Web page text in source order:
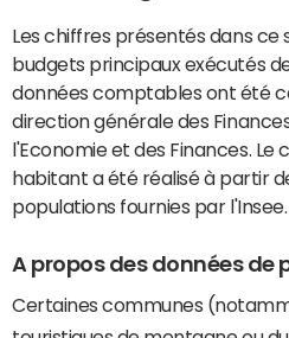
Les chiffres présentés dans ce
budgets principaux exécutés
données comptables ont été
direction générale des
l'Economie et des Finances. Le
habitant a été réalisé à partir
populations fournies par l'Insee.
A propos des données de
Certaines communes